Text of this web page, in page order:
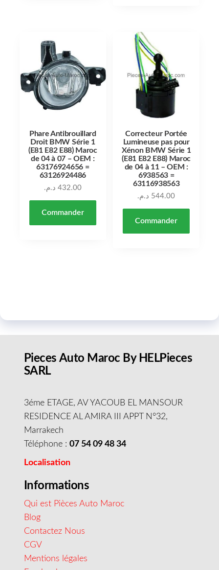
Phare Antibrouillard
Droit BMW Série 1
(E81 E82 E88) Maroc
de 04 à 07 – OEM :
63176924656 =
63126924486
432.00 د.م.
Commander
Correcteur Portée
Lumineuse pas pour
Xénon BMW Série 1
(E81 E82 E88) Maroc
de 04 à 11 – OEM :
6938563 =
63116938563
544.00 د.م.
Commander
Pieces Auto Maroc By HELPieces
SARL
3éme ETAGE, AV YACOUB EL MANSOUR
RESIDENCE AL AMIRA III APPT N°32,
Marrakech
Téléphone : 07 54 09 48 34
Localisation
Informations
Qui est Pièces Auto Maroc
Blog
Contactez Nous
CGV
Mentions légales